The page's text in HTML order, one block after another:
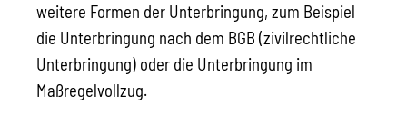
weitere Formen der Unterbringung, zum Beispiel
die Unterbringung nach dem BGB (zivilrechtliche
Unterbringung) oder die Unterbringung im
Maßregelvollzug.